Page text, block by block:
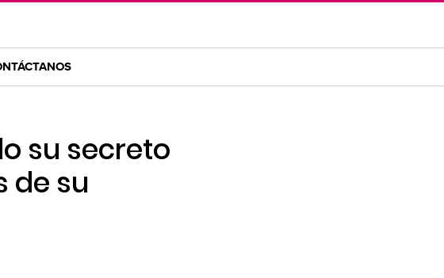
su secreto
de su